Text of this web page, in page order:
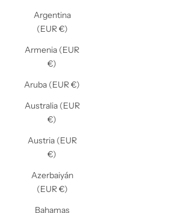
Argentina
(EUR €)
Armenia (EUR
€)
Aruba (EUR €)
Australia (EUR
€)
Austria (EUR
€)
Azerbaiyán
(EUR €)
Bahamas